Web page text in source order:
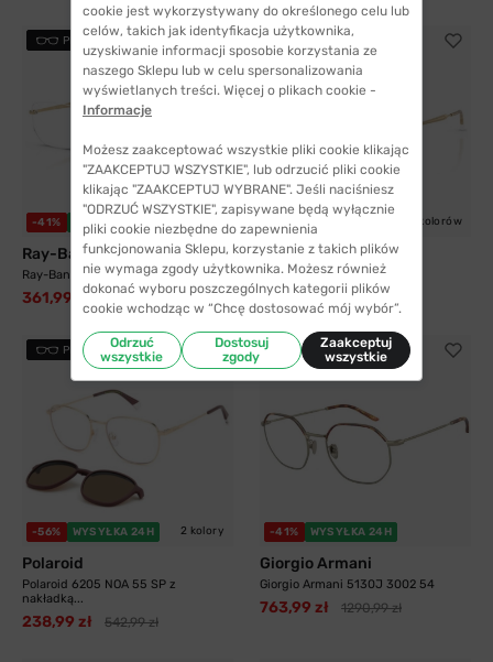
PRZYMIERZ
-41% WYSYŁKA 24H 6 kolorów
Ray-Ban®
Ray-Ban® 3768V 2500 54
361,99 zł 615,99 zł
-35% 6 kolorów
Ray-Ban®
Ray-Ban® 3768V 2500 56
400,99 zł 615,99 zł
PRZYMIERZ
-56% WYSYŁKA 24H 2 kolory
Polaroid
Polaroid 6205 NOA 55 SP z
nakładką...
238,99 zł 542,99 zł
PRZYMIERZ
-41% WYSYŁKA 24H
Giorgio Armani
Giorgio Armani 5130J 3002 54
763,99 zł 1290,99 zł
cookie jest wykorzystywany do określonego celu lub
celów, takich jak identyfikacja użytkownika,
uzyskiwanie informacji sposobie korzystania ze
naszego Sklepu lub w celu spersonalizowania
wyświetlanych treści. Więcej o plikach cookie -
Informacje
Możesz zaakceptować wszystkie pliki cookie klikając
"ZAAKCEPTUJ WSZYSTKIE", lub odrzucić pliki cookie
klikając "ZAAKCEPTUJ WYBRANE". Jeśli naciśniesz
"ODRZUĆ WSZYSTKIE", zapisywane będą wyłącznie
pliki cookie niezbędne do zapewnienia
funkcjonowania Sklepu, korzystanie z takich plików
nie wymaga zgody użytkownika. Możesz również
dokonać wyboru poszczególnych kategorii plików
cookie wchodząc w “Chcę dostosować mój wybór”.
Odrzuć
wszystkie
Dostosuj
zgody
Zaakceptuj
wszystkie